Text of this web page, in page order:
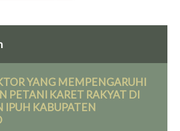
YANG MEMPENGARUHI
PETANI KARET RAKYAT DI
IPUH KABUPATEN